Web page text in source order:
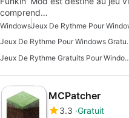
comprend…
WindowsJeux De Rythme Pour
Jeux De
Jeux De Rythme
MCPatcher
3.3 Gratuit